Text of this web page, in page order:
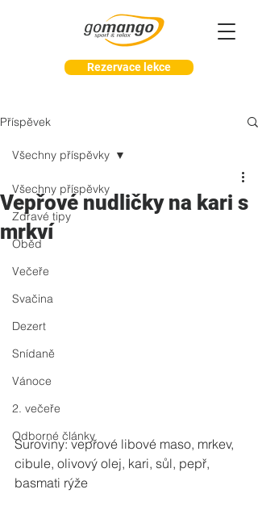
Rezervace lekce
Příspěvek
Všechny příspěvky
Zdravé tipy
Oběd
Večeře
Svačina
Dezert
Snídaně
Vánoce
2. večeře
Odborné články
Všechny příspěvky
Vepřové nudličky na kari s
mrkví
Suroviny: vepřové libové maso, mrkev,
cibule, olivový olej, kari, sůl, pepř,
basmati rýže